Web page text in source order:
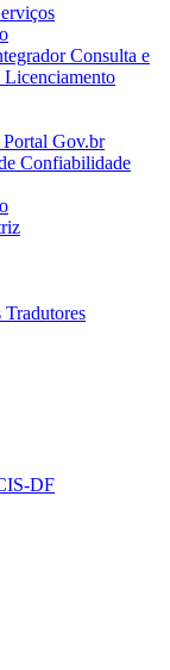
Consulta e
Licenciamento
Portal Gov.br
Confiabilidade
Tradutores
DF